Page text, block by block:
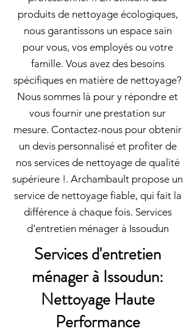
produits de nettoyage écologiques,
nous garantissons un espace sain
pour vous, vos employés ou votre
famille. Vous avez des besoins
spécifiques en matière de nettoyage?
Nous sommes là pour y répondre et
vous fournir une prestation sur
mesure. Contactez-nous pour obtenir
un devis personnalisé et profiter de
nos services de nettoyage de qualité
supérieure !. Archambault propose un
service de nettoyage fiable, qui fait la
différence à chaque fois. Services
d'entretien ménager à Issoudun
Services d'entretien
ménager à Issoudun:
Nettoyage Haute
Performance